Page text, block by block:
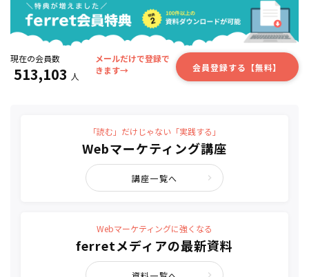
現在の会員数
513,103 人
メールだけで登録で
きます→
会員登録する【無料】
「読む」だけじゃない「実践する」
Webマーケティング講座
講座一覧へ
Webマーケティングに強くなる
ferretメディアの最新資料